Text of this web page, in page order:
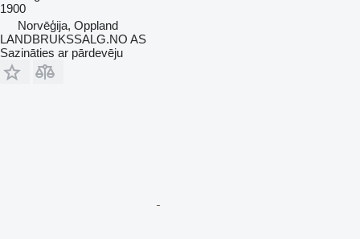
1900
Norvēģija, Oppland
LANDBRUKSSALG.NO AS
Sazināties ar pārdevēju